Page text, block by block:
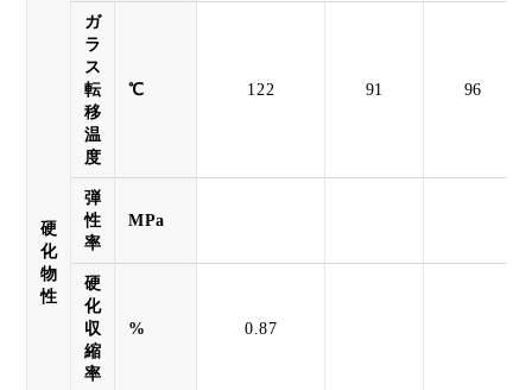
硬
化
物
性
ガ
ラ
ス
転
移
温
度
℃ 122 91 96
弾
性
率
MPa
硬
化
収
縮
率
% 0.87